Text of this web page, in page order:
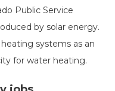
Public Service
by solar energy.
systems as an
for water heating.